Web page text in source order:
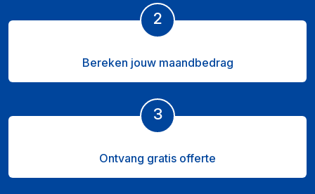
2
Bereken jouw maandbedrag
3
Ontvang gratis offerte